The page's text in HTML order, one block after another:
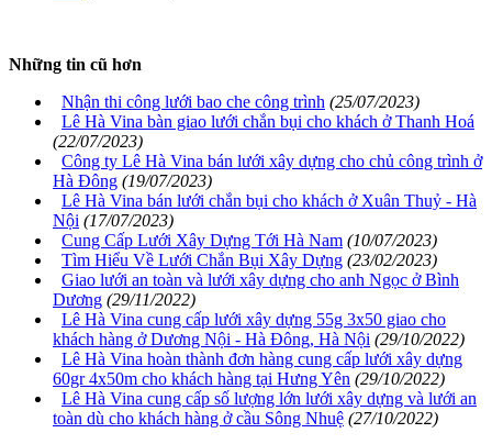
Những tin cũ hơn
Nhận thi công lưới bao che công trình (25/07/2023)
Lê Hà Vina bàn giao lưới chắn bụi cho khách ở Thanh Hoá
(22/07/2023)
Công ty Lê Hà Vina bán lưới xây dựng cho chủ công trình ở
Hà Đông (19/07/2023)
Lê Hà Vina bán lưới chắn bụi cho khách ở Xuân Thuỷ - Hà
Nội (17/07/2023)
Cung Cấp Lưới Xây Dựng Tới Hà Nam (10/07/2023)
Tìm Hiểu Về Lưới Chắn Bụi Xây Dựng (23/02/2023)
Giao lưới an toàn và lưới xây dựng cho anh Ngọc ở Bình
Dương (29/11/2022)
Lê Hà Vina cung cấp lưới xây dựng 55g 3x50 giao cho
khách hàng ở Dương Nội - Hà Đông, Hà Nội (29/10/2022)
Lê Hà Vina hoàn thành đơn hàng cung cấp lưới xây dựng
60gr 4x50m cho khách hàng tại Hưng Yên (29/10/2022)
Lê Hà Vina cung cấp số lượng lớn lưới xây dựng và lưới an
toàn dù cho khách hàng ở cầu Sông Nhuệ (27/10/2022)